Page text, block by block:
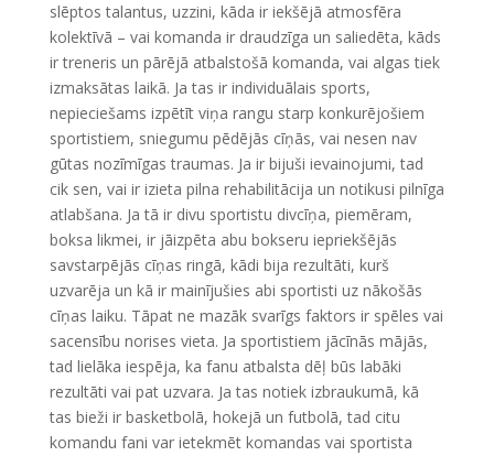
slēptos talantus, uzzini, kāda ir iekšējā atmosfēra
kolektīvā – vai komanda ir draudzīga un saliedēta, kāds
ir treneris un pārējā atbalstošā komanda, vai algas tiek
izmaksātas laikā. Ja tas ir individuālais sports,
nepieciešams izpētīt viņa rangu starp konkurējošiem
sportistiem, sniegumu pēdējās cīņās, vai nesen nav
gūtas nozīmīgas traumas. Ja ir bijuši ievainojumi, tad
cik sen, vai ir izieta pilna rehabilitācija un notikusi pilnīga
atlabšana. Ja tā ir divu sportistu divcīņa, piemēram,
boksa likmei, ir jāizpēta abu bokseru iepriekšējās
savstarpējās cīņas ringā, kādi bija rezultāti, kurš
uzvarēja un kā ir mainījušies abi sportisti uz nākošās
cīņas laiku. Tāpat ne mazāk svarīgs faktors ir spēles vai
sacensību norises vieta. Ja sportistiem jācīnās mājās,
tad lielāka iespēja, ka fanu atbalsta dēļ būs labāki
rezultāti vai pat uzvara. Ja tas notiek izbraukumā, kā
tas bieži ir basketbolā, hokejā un futbolā, tad citu
komandu fani var ietekmēt komandas vai sportista